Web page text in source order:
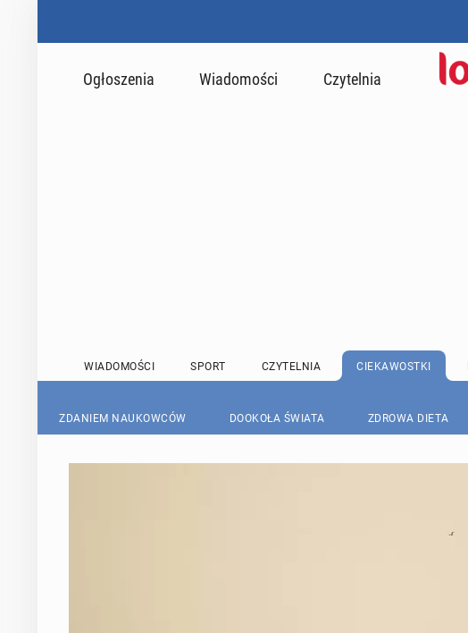
Ogłoszenia Wiadomości Czytelnia
WIADOMOŚCI SPORT CZYTELNIA CIEKAWOSTKI
ZDANIEM NAUKOWCÓW DOOKOŁA ŚWIATA ZDROWA DIETA